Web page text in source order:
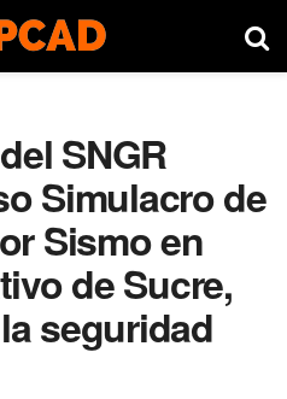
SNGR
Simulacro de
Sismo en
de Sucre,
seguridad